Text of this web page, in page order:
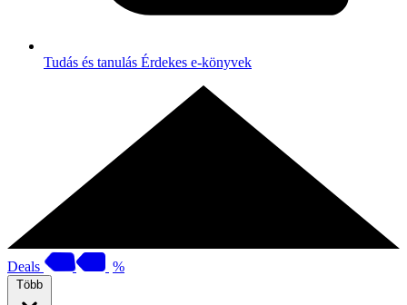
Tudás és tanulás Érdekes e-könyvek
Deals %
Több